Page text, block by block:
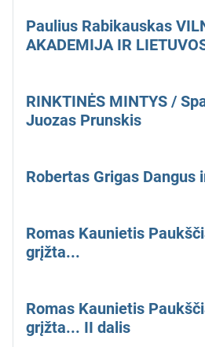
Paulius Rabikauskas
AKADEMIJA IR
RINKTINĖS MINTYS /
Juozas Prunskis
Robertas Grigas Dangus
Romas Kaunietis
grįžta...
Romas Kaunietis
grįžta... II dalis